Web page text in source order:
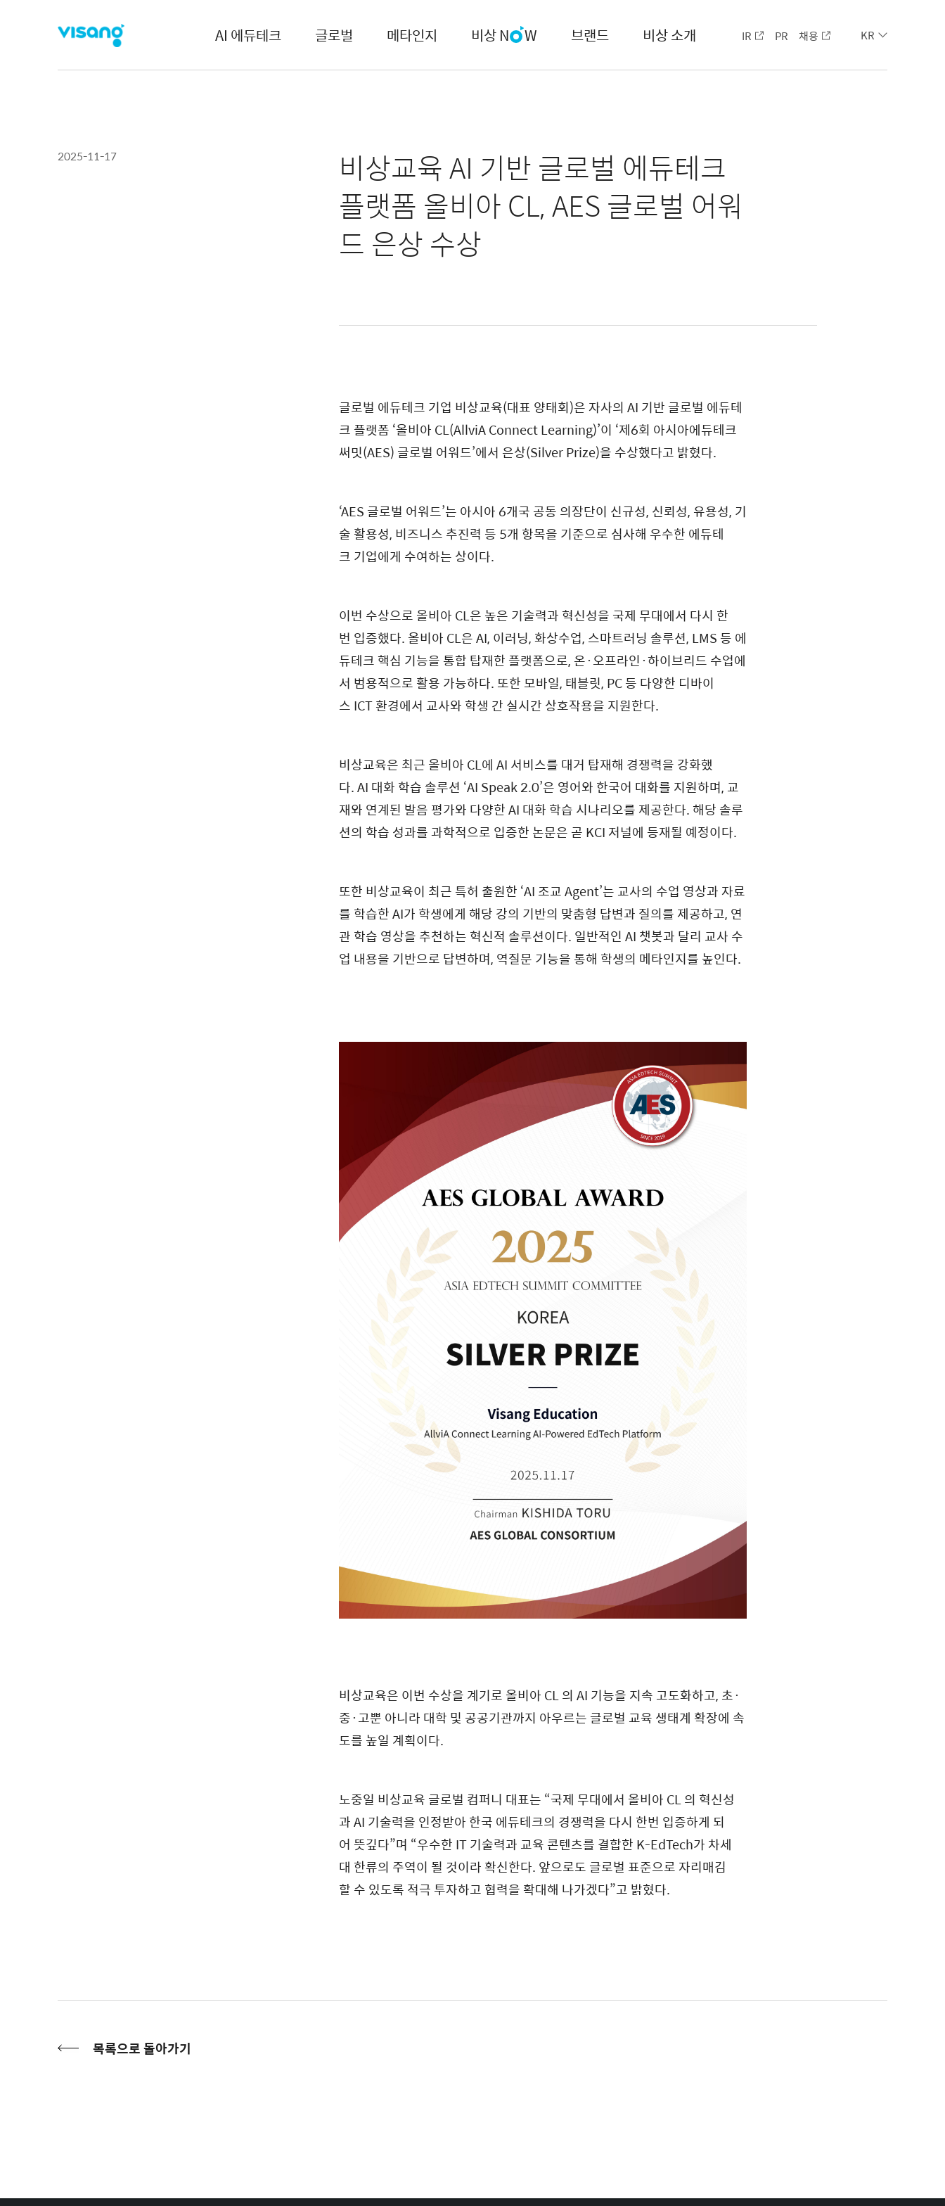
AI 에듀테크 글로벌 메타인지 비상 N W 브랜드 비상 소개 IR PR 채용 KR
2025-11-17
비상교육 AI 기반 글로벌 에듀테크
플랫폼 올비아 CL, AES 글로벌 어워
드 은상 수상
글로벌 에듀테크 기업 비상교육(대표 양태회)은 자사의 AI 기반 글로벌 에듀테
크 플랫폼 ‘올비아 CL(AllviA Connect Learning)’이 ‘제6회 아시아에듀테크
써밋(AES) 글로벌 어워드’에서 은상(Silver Prize)을 수상했다고 밝혔다.
‘AES 글로벌 어워드’는 아시아 6개국 공동 의장단이 신규성, 신뢰성, 유용성, 기
술 활용성, 비즈니스 추진력 등 5개 항목을 기준으로 심사해 우수한 에듀테
크 기업에게 수여하는 상이다.
이번 수상으로 올비아 CL은 높은 기술력과 혁신성을 국제 무대에서 다시 한
번 입증했다. 올비아 CL은 AI, 이러닝, 화상수업, 스마트러닝 솔루션, LMS 등 에
듀테크 핵심 기능을 통합 탑재한 플랫폼으로, 온·오프라인·하이브리드 수업에
서 범용적으로 활용 가능하다. 또한 모바일, 태블릿, PC 등 다양한 디바이
스 ICT 환경에서 교사와 학생 간 실시간 상호작용을 지원한다.
비상교육은 최근 올비아 CL에 AI 서비스를 대거 탑재해 경쟁력을 강화했
다. AI 대화 학습 솔루션 ‘AI Speak 2.0’은 영어와 한국어 대화를 지원하며, 교
재와 연계된 발음 평가와 다양한 AI 대화 학습 시나리오를 제공한다. 해당 솔루
션의 학습 성과를 과학적으로 입증한 논문은 곧 KCI 저널에 등재될 예정이다.
또한 비상교육이 최근 특허 출원한 ‘AI 조교 Agent’는 교사의 수업 영상과 자료
를 학습한 AI가 학생에게 해당 강의 기반의 맞춤형 답변과 질의를 제공하고, 연
관 학습 영상을 추천하는 혁신적 솔루션이다. 일반적인 AI 챗봇과 달리 교사 수
업 내용을 기반으로 답변하며, 역질문 기능을 통해 학생의 메타인지를 높인다.
비상교육은 이번 수상을 계기로 올비아 CL 의 AI 기능을 지속 고도화하고, 초·
중·고뿐 아니라 대학 및 공공기관까지 아우르는 글로벌 교육 생태계 확장에 속
도를 높일 계획이다.
노중일 비상교육 글로벌 컴퍼니 대표는 “국제 무대에서 올비아 CL 의 혁신성
과 AI 기술력을 인정받아 한국 에듀테크의 경쟁력을 다시 한번 입증하게 되
어 뜻깊다”며 “우수한 IT 기술력과 교육 콘텐츠를 결합한 K-EdTech가 차세
대 한류의 주역이 될 것이라 확신한다. 앞으로도 글로벌 표준으로 자리매김
할 수 있도록 적극 투자하고 협력을 확대해 나가겠다”고 밝혔다.
목록으로 돌아가기